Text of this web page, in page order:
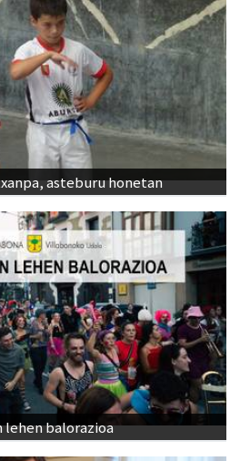
asteburu honetan
lehen balorazioa